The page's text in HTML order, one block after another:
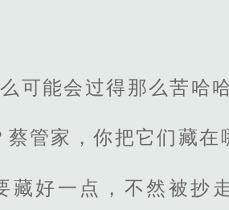
可能会过得那么苦哈
蔡管家，你把它们藏在
藏好一点，不然被抄